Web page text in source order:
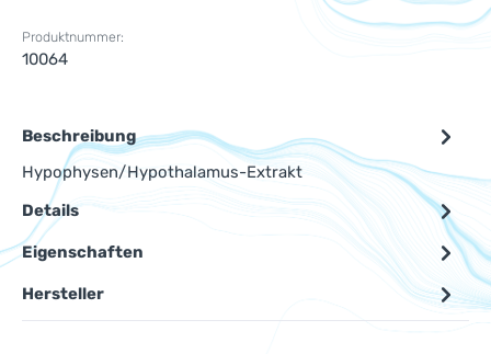
Produktnummer:
10064
Beschreibung
Hypophysen/Hypothalamus-Extrakt
Details
Eigenschaften
Hersteller